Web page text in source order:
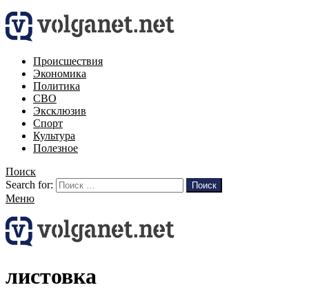
Происшествия
Экономика
Политика
СВО
Эксклюзив
Спорт
Культура
Полезное
Поиск
Search for:
Поиск
Меню
листовка